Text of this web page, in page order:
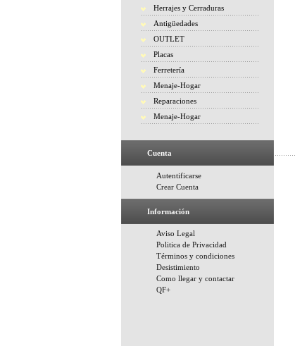
Herrajes y Cerraduras
Antigüedades
OUTLET
Placas
Ferretería
Menaje-Hogar
Reparaciones
Menaje-Hogar
Cuenta
Autentificarse
Crear Cuenta
Información
Aviso Legal
Politica de Privacidad
Términos y condiciones
Desistimiento
Como llegar y contactar
QF+